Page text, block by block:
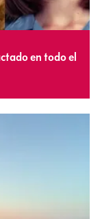
en todo el